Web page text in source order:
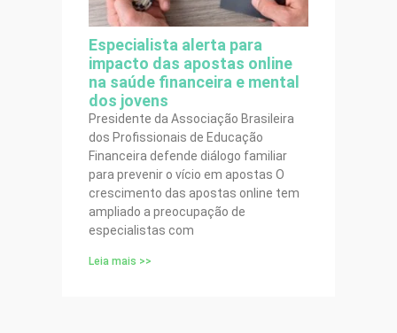
Especialista alerta para
impacto das apostas online
na saúde financeira e mental
dos jovens
Presidente da Associação Brasileira
dos Profissionais de Educação
Financeira defende diálogo familiar
para prevenir o vício em apostas O
crescimento das apostas online tem
ampliado a preocupação de
especialistas com
Leia mais >>